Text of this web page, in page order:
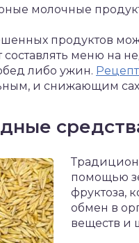
молочные
продуктов
составлять меню на
либо ужин.
и снижающим
помощью
фруктоза,
обмен в
веществ и